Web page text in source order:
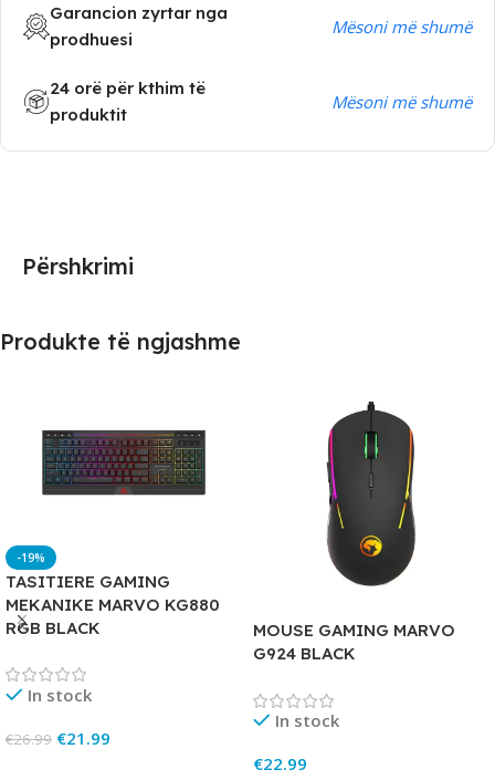
Garancion zyrtar nga
prodhuesi
Mësoni më shumë
24 orë për kthim të
produktit
Mësoni më shumë
Përshkrimi
Produkte të ngjashme
-19%
TASITIERE GAMING
MEKANIKE MARVO KG880
RGB BLACK
In stock
€26.99 €21.99
MOUSE GAMING MARVO
G924 BLACK
In stock
€22.99